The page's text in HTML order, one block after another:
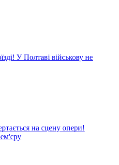
У Полтаві військову не
на сцену опери!